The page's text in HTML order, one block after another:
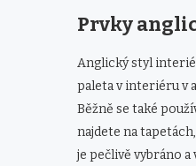
Prvky
Anglický styl
paleta v interiéru v
Běžně se také
najdete na
je pečlivě vybráno